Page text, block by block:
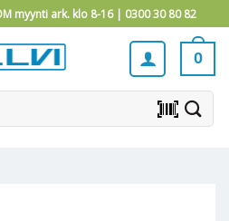
myynti ark. klo 8-16 | 0300 30 80 82
0
barcode_scanner